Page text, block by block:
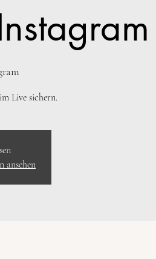
Live sichern.
ansehen